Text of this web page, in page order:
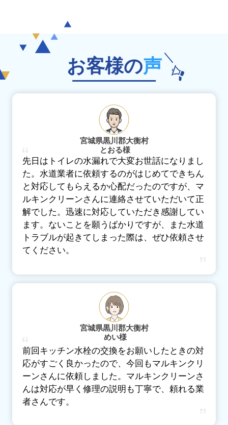
お客様の声
宮城県黒川郡大衡村
とおる様
先日はトイレの水漏れで大変お世話になりまし
た。水道業者に依頼するのがはじめてできちん
と対応してもらえるか心配だったのですが、マ
ルキンクリーンさんに連絡させていただいて正
解でした。迅速に対応していただき感謝してい
ます。ないことを願うばかりですが、また水道
トラブルが起きてしまった際は、ぜひ依頼させ
てください。
宮城県黒川郡大衡村
めい様
前回キッチン水栓の交換をお願いしたときの対
応がすごく良かったので、今回もマルキンクリ
ーンさんに依頼しました。マルキンクリーンさ
んは対応が早く修理の説明も丁寧で、頼れる業
者さんです。